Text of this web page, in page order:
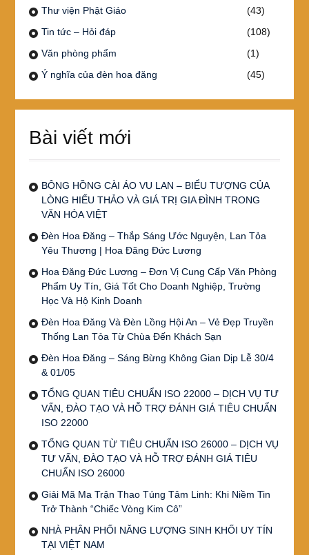
Thư viện Phật Giáo
(43)
Tin tức – Hỏi đáp
(108)
Văn phòng phẩm
(1)
Ý nghĩa của đèn hoa đăng
(45)
Bài viết mới
BÔNG HỒNG CÀI ÁO VU LAN – BIỂU TƯỢNG CỦA
LÒNG HIẾU THẢO VÀ GIÁ TRỊ GIA ĐÌNH TRONG
VĂN HÓA VIỆT
Đèn Hoa Đăng – Thắp Sáng Ước Nguyện, Lan Tỏa
Yêu Thương | Hoa Đăng Đức Lương
Hoa Đăng Đức Lương – Đơn Vị Cung Cấp Văn Phòng
Phẩm Uy Tín, Giá Tốt Cho Doanh Nghiệp, Trường
Học Và Hộ Kinh Doanh
Đèn Hoa Đăng Và Đèn Lồng Hội An – Vẻ Đẹp Truyền
Thống Lan Tỏa Từ Chùa Đến Khách Sạn
Đèn Hoa Đăng – Sáng Bừng Không Gian Dịp Lễ 30/4
& 01/05
TỔNG QUAN TIÊU CHUẨN ISO 22000 – DỊCH VỤ TƯ
VẤN, ĐÀO TẠO VÀ HỖ TRỢ ĐÁNH GIÁ TIÊU CHUẨN
ISO 22000
TỔNG QUAN TỪ TIÊU CHUẨN ISO 26000 – DỊCH VỤ
TƯ VẤN, ĐÀO TẠO VÀ HỖ TRỢ ĐÁNH GIÁ TIÊU
CHUẨN ISO 26000
Giải Mã Ma Trận Thao Túng Tâm Linh: Khi Niềm Tin
Trở Thành “Chiếc Vòng Kim Cô”
NHÀ PHÂN PHỐI NĂNG LƯỢNG SINH KHỐI UY TÍN
TẠI VIỆT NAM